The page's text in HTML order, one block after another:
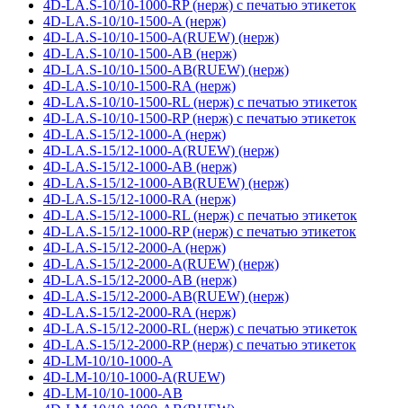
4D-LA.S-10/10-1000-RP (нерж) с печатью этикеток
4D-LA.S-10/10-1500-A (нерж)
4D-LA.S-10/10-1500-A(RUEW) (нерж)
4D-LA.S-10/10-1500-AB (нерж)
4D-LA.S-10/10-1500-AB(RUEW) (нерж)
4D-LA.S-10/10-1500-RA (нерж)
4D-LA.S-10/10-1500-RL (нерж) с печатью этикеток
4D-LA.S-10/10-1500-RP (нерж) с печатью этикеток
4D-LA.S-15/12-1000-A (нерж)
4D-LA.S-15/12-1000-A(RUEW) (нерж)
4D-LA.S-15/12-1000-AB (нерж)
4D-LA.S-15/12-1000-AB(RUEW) (нерж)
4D-LA.S-15/12-1000-RA (нерж)
4D-LA.S-15/12-1000-RL (нерж) с печатью этикеток
4D-LA.S-15/12-1000-RP (нерж) с печатью этикеток
4D-LA.S-15/12-2000-A (нерж)
4D-LA.S-15/12-2000-A(RUEW) (нерж)
4D-LA.S-15/12-2000-AB (нерж)
4D-LA.S-15/12-2000-AB(RUEW) (нерж)
4D-LA.S-15/12-2000-RA (нерж)
4D-LA.S-15/12-2000-RL (нерж) с печатью этикеток
4D-LA.S-15/12-2000-RP (нерж) с печатью этикеток
4D-LM-10/10-1000-A
4D-LM-10/10-1000-A(RUEW)
4D-LM-10/10-1000-AB